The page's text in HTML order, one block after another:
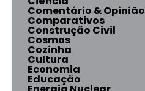
Comentário & Opinião
Comparativos
Construção Civil
Cosmos
Cozinha
Cultura
Economia
Educação